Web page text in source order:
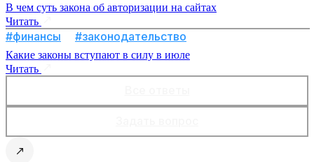
В чем суть закона об авторизации на сайтах
Читать
#финансы #законодательство
Какие законы вступают в силу в июле
Читать